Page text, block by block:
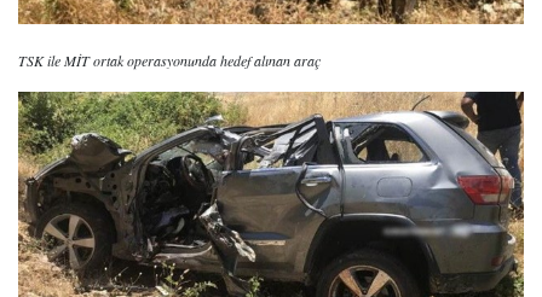
TSK ile MİT ortak operasyonunda hedef alınan araç